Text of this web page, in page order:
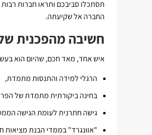
תסתכלו סביבכם ותראו חברות
החברה אל שקיעתה.
חשיבה מהפכנית
איש אחד, מאד חכם, שהיום הוא
הרגלי למידה והתנסות מתמדת,
בחינה ביקורתית מתמדת של
גישה חתרנית לעומת הגישה
"אוונגרד" בממדי הבנת מציאות